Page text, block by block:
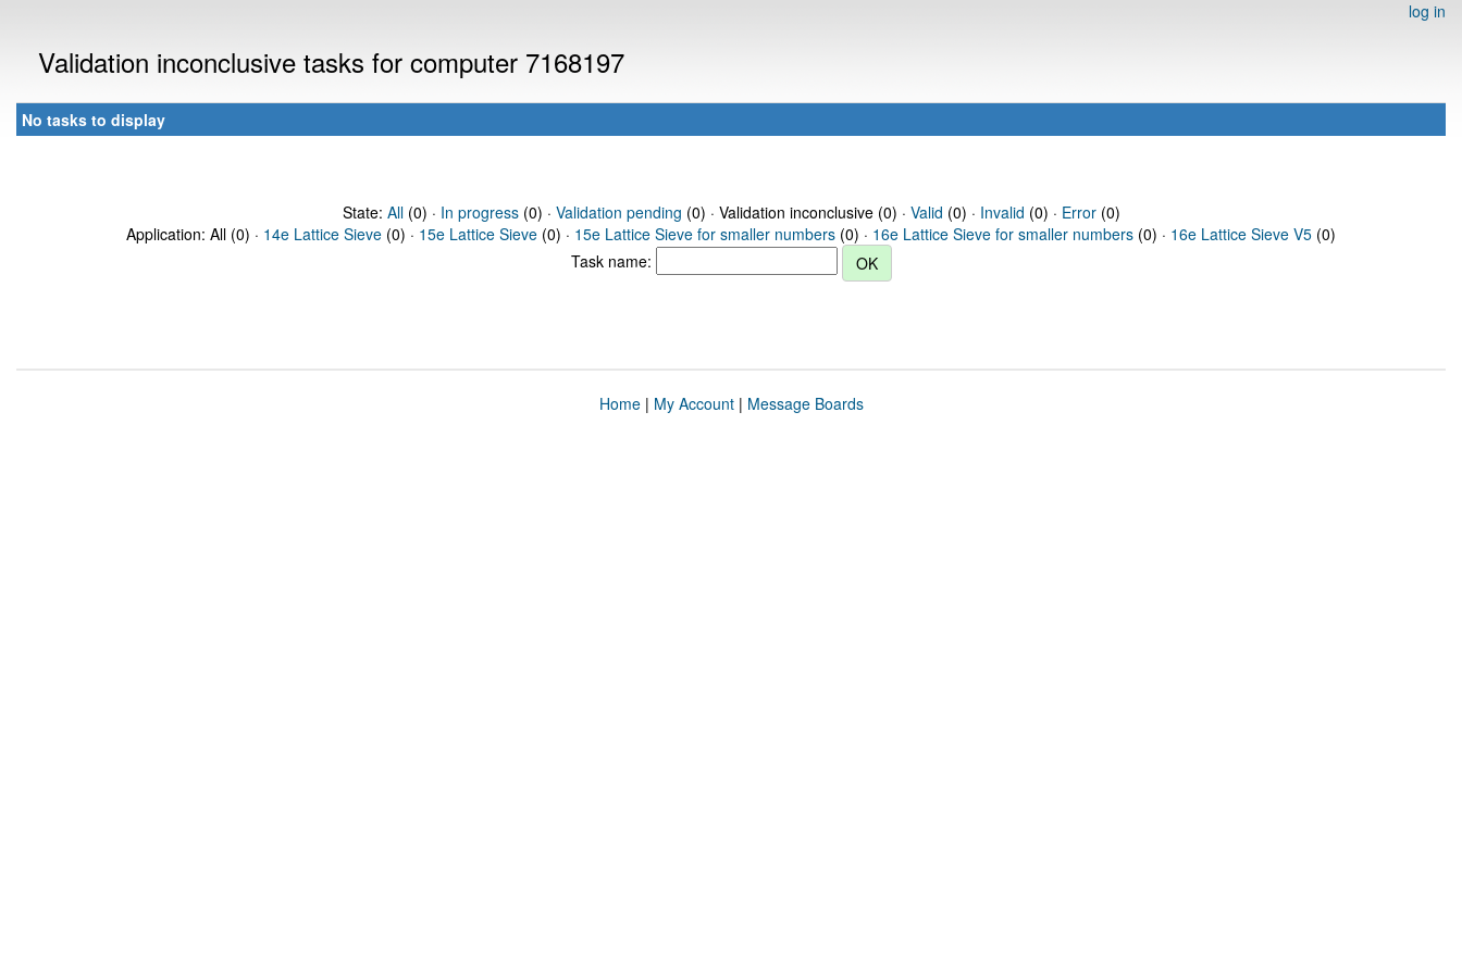
log in
Validation inconclusive tasks for computer 7168197
No tasks to display
State: All(0) · In progress(0) · Validation pending (0) · Validation inconclusive (0) · Valid (0) · Invalid (0) · Error(0)
Application: All (0) · 14e Lattice Sieve (0) · 15e Lattice Sieve (0) · 15e Lattice Sieve for smaller numbers (0) · 16e Lattice Sieve for smaller numbers (0) · 16e Lattice Sieve V5 (0)
Task name:
Home| My Account| Message Boards